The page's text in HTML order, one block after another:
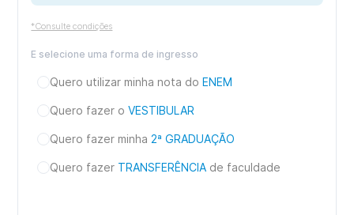
*Consulte condições
E selecione uma forma de ingresso
Quero utilizar minha nota doENEM
Quero fazer oVESTIBULAR
Quero fazer minha 2ª GRADUAÇÃO
Quero fazer TRANSFERÊNCIA de faculdade